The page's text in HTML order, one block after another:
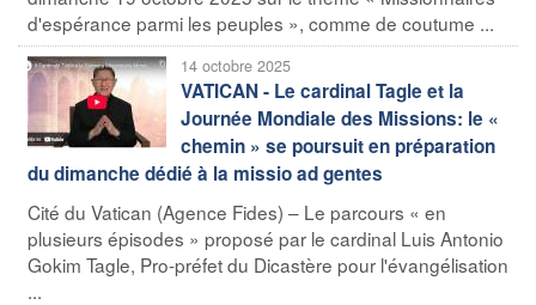
d'espérance parmi les peuples », comme de coutume ...
14 octobre 2025
VATICAN - Le cardinal Tagle et la
Journée Mondiale des Missions: le «
chemin » se poursuit en préparation
du dimanche dédié à la missio ad gentes
Cité du Vatican (Agence Fides) – Le parcours « en
plusieurs épisodes » proposé par le cardinal Luis Antonio
Gokim Tagle, Pro-préfet du Dicastère pour l'évangélisation
...